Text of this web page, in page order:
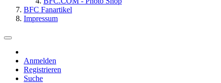
BFC Fanartikel
Impressum
Anmelden
Registrieren
Suche